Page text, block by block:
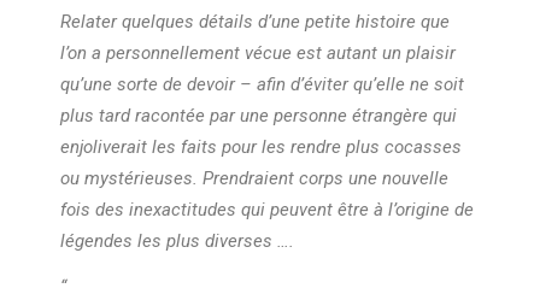
Relater quelques détails d’une petite histoire que
l’on a personnellement vécue est autant un plaisir
qu’une sorte de devoir – afin d’éviter qu’elle ne soit
plus tard racontée par une personne étrangère qui
enjoliverait les faits pour les rendre plus cocasses
ou mystérieuses. Prendraient corps une nouvelle
fois des inexactitudes qui peuvent être à l’origine de
légendes les plus diverses ….
“